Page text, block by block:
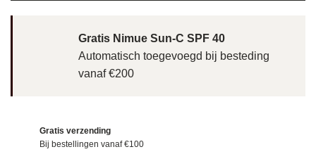
Gratis Nimue Sun-C SPF 40
Automatisch toegevoegd bij besteding
vanaf €200
Gratis verzending
Bij bestellingen vanaf €100